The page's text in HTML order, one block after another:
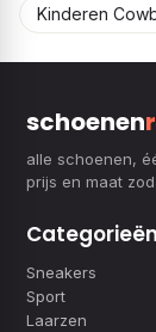
Kinderen
schoenen
alle schoenen,
prijs en maat
Categorieën
Sneakers
Sport
Laarzen